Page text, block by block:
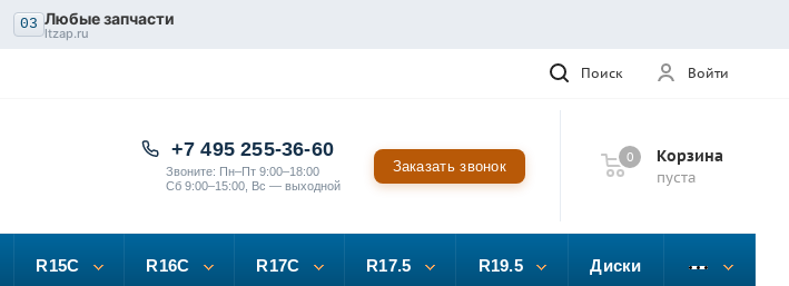
03 Любые запчасти
ltzap.ru
Войти
Поиск
Корзина
пуста
0
+7 495 255-36-60
Звоните: Пн–Пт 9:00–18:00
Сб 9:00–15:00, Вс — выходной
Заказать звонок
R15C R16C R17C R17.5 R19.5 Диски